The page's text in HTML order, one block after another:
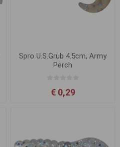
Spro U.S.Grub 4.5cm, Army
Perch
€ 0,29